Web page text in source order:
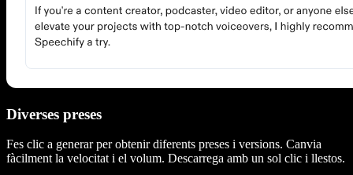
Diverses preses
Fes clic a generar per obtenir diferents preses i versions. Canvia
fàcilment la velocitat i el volum. Descarrega amb un sol clic i llestos.